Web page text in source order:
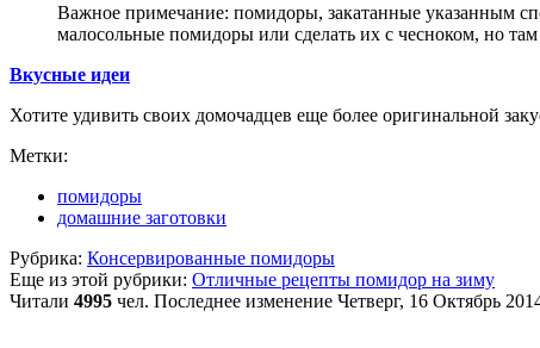
Важное примечание: помидоры, закатанные указанным
малосольные помидоры или сделать их с чесноком, но
Вкусные идеи
Хотите удивить своих домочадцев еще более оригинальной
Метки:
помидоры
домашние заготовки
Рубрика: Консервированные помидоры
Еще из этой рубрики: Отличные рецепты помидор на зиму
Читали 4995 чел. Последнее изменение Четверг, 16 Октябрь